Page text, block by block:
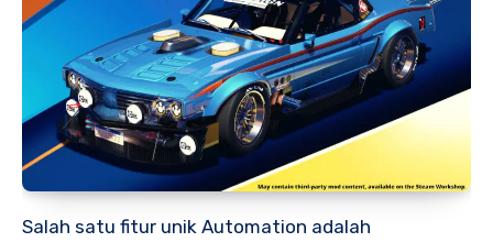
Salah satu fitur unik Automation adalah